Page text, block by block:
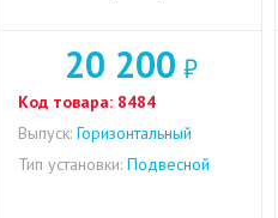
20 200 ₽
Код товара: 8484
Выпуск: Горизонтальный
Тип установки: Подвесной